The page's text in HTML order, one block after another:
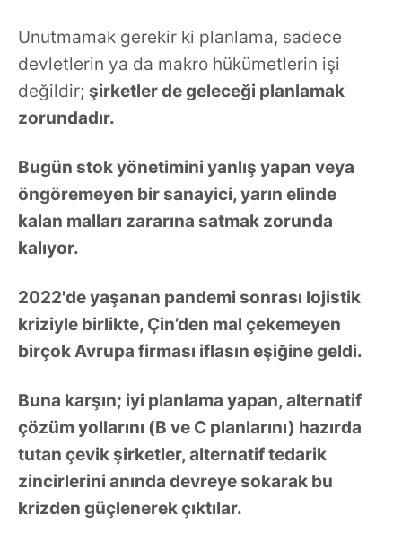
Unutmamak gerekir ki planlama, sadece
devletlerin ya da makro hükümetlerin işi
değildir; şirketler de geleceği planlamak
zorundadır.
Bugün stok yönetimini yanlış yapan veya
öngöremeyen bir sanayici, yarın elinde
kalan malları zararına satmak zorunda
kalıyor.
2022'de yaşanan pandemi sonrası lojistik
kriziyle birlikte, Çin’den mal çekemeyen
birçok Avrupa firması iflasın eşiğine geldi.
Buna karşın; iyi planlama yapan, alternatif
çözüm yollarını (B ve C planlarını) hazırda
tutan çevik şirketler, alternatif tedarik
zincirlerini anında devreye sokarak bu
krizden güçlenerek çıktılar.